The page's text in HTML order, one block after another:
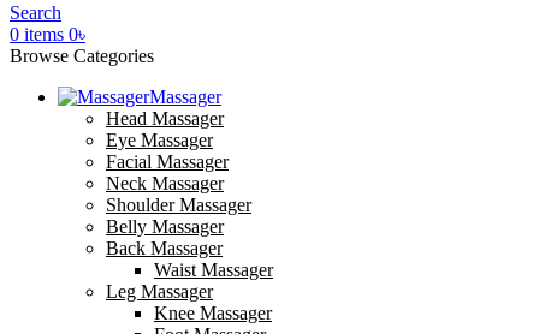
Search
0 items 0৳
Browse Categories
Massager
Head Massager
Eye Massager
Facial Massager
Neck Massager
Shoulder Massager
Belly Massager
Back Massager
Waist Massager
Leg Massager
Knee Massager